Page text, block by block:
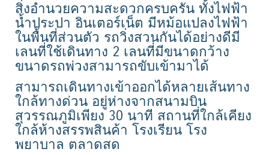
สิ่งอำนวยความสะดวกครบครัน ทั้งไฟฟ้า
น้ำประปา อินเตอร์เน็ต มีหม้อแปลงไฟฟ้า
ในพื้นที่ส่วนตัว รถวิ่งสวนกันได้อย่างดีมี
เลนที่ใช้เดินทาง 2 เลนที่มีขนาดกว้าง
ขนาดรถพ่วงสามารถขับเข้ามาได้
สามารถเดินทางเข้าออกได้หลายเส้นทาง
ใกล้ทางด่วน อยู่ห่างจากสนามบิน
สุวรรณภูมิเพียง 30 นาที สถานที่ใกล้เคียง
ใกล้ห้างสรรพสินค้า โรงเรียน โรง
พยาบาล ตลาดสด